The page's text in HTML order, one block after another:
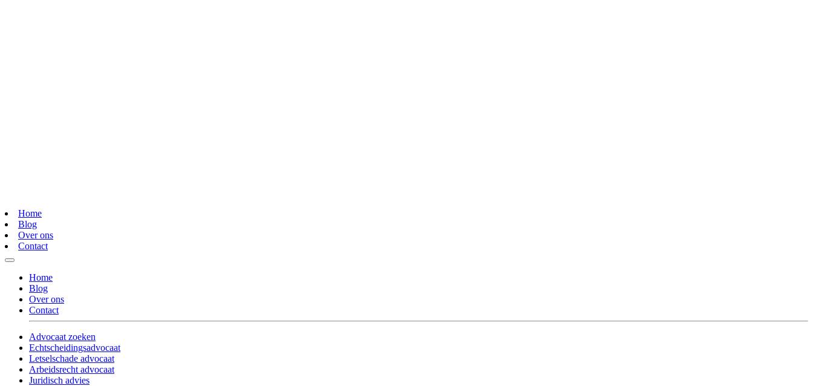
Home
Blog
Over ons
Contact
Home
Blog
Over ons
Contact
Advocaat zoeken
Echtscheidingsadvocaat
Letselschade advocaat
Arbeidsrecht advocaat
Juridisch advies